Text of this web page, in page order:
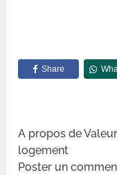
Share
A propos de
logement
Poster un